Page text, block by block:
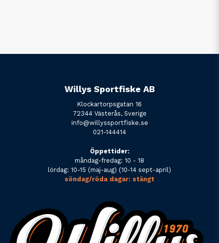
Willys Sportfiske AB
Klockartorpsgatan 16
72344 Västerås, Sverige
info@willyssportfiske.se
021-144414
Öppettider:
måndag-fredag: 10 - 18
lördag: 10-15 (maj-aug) (10-14 sept-april)
söndag/röda dagar: stängt